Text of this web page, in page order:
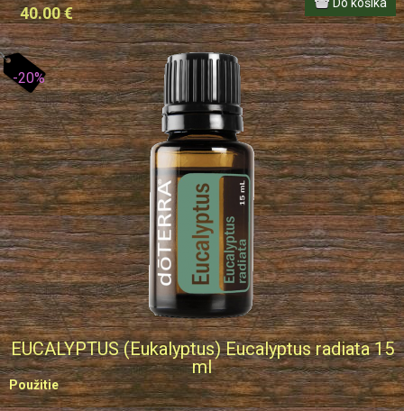
40.00 €
-20%
EUCALYPTUS (Eukalyptus) Eucalyptus radiata 15
ml
Použitie